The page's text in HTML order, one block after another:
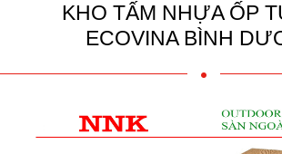
KHO TẤM NHỰA ỐP
ECOVINA BÌNH